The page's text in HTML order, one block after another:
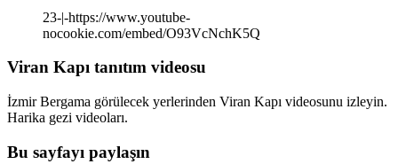
23-|-https://www.youtube-
nocookie.com/embed/O93VcNchK5Q
Viran Kapı tanıtım videosu
İzmir Bergama görülecek yerlerinden Viran Kapı videosunu izleyin.
Harika gezi videoları.
Bu sayfayı paylaşın